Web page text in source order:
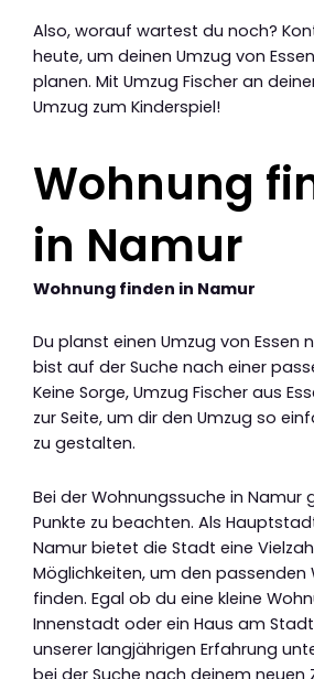
Also, worauf wartest du noch?
heute, um deinen Umzug von
planen. Mit Umzug Fischer an
Umzug zum Kinderspiel!
Wohnung
in Namur
Wohnung finden in Namur
Du planst einen Umzug von Essen
bist auf der Suche nach einer
Keine Sorge, Umzug Fischer aus
zur Seite, um dir den Umzug so
zu gestalten.
Bei der Wohnungssuche in Namur
Punkte zu beachten. Als
Namur bietet die Stadt eine
Möglichkeiten, um den passenden
finden. Egal ob du eine kleine
Innenstadt oder ein Haus am
unserer langjährigen Erfahrung